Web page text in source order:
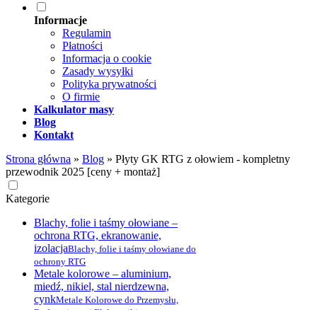
Informacje
Regulamin
Płatności
Informacja o cookie
Zasady wysyłki
Polityka prywatności
O firmie
Kalkulator masy
Blog
Kontakt
Strona główna » Blog » Płyty GK RTG z ołowiem - kompletny
przewodnik 2025 [ceny + montaż]
Kategorie
Blachy, folie i taśmy ołowiane –
ochrona RTG, ekranowanie,
izolacjaBlachy, folie i taśmy ołowiane do
ochrony RTG
Metale kolorowe – aluminium,
miedź, nikiel, stal nierdzewna,
cynkMetale Kolorowe do Przemysłu,